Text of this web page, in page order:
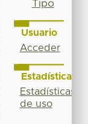
Tipo
Usuario
Acceder
Estadísticas
Estadísticas
de uso